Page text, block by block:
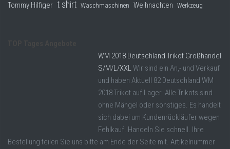
Tommy Hilfiger t shirt Waschmaschinen Weihnachten Werkzeug
WM 2018 Deutschland Trikot Großhandel
S/M/L/XXLWir sind ein An,- und Verkauf
und haben Aktuell 82 Deutschland WM
2018 Trikot auf Lager. Alle Trikots sind
ohne Mängel oder sonstiges. Es handelt
sich dabei um Kundenrückläufer wegen
Fehlkauf. Handeln Sie schnell. Ihre
Bestellung teilen Sie uns bitte am Ende der Seite mit. Artikelnummer